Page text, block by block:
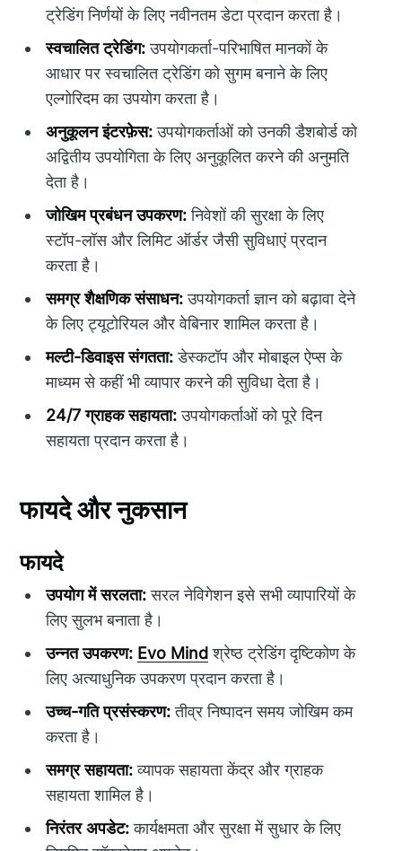
ट्रेडिंग निर्णयों के लिए नवीनतम डेटा प्रदान करता है।
स्वचालित ट्रेडिंग:उपयोगकर्ता-परिभाषित मानकों के
आधार पर स्वचालित ट्रेडिंग को सुगम बनाने के लिए
एल्गोरिदम का उपयोग करता है।
अनुकूलन इंटरफ़ेस:उपयोगकर्ताओं को उनकी डैशबोर्ड को
अद्वितीय उपयोगिता के लिए अनुकूलित करने की अनुमति
देता है।
जोखिम प्रबंधन उपकरण:निवेशों की सुरक्षा के लिए
स्टॉप-लॉस और लिमिट ऑर्डर जैसी सुविधाएं प्रदान
करता है।
समग्र शैक्षणिक संसाधन:उपयोगकर्ता ज्ञान को बढ़ावा देने
के लिए ट्यूटोरियल और वेबिनार शामिल करता है।
मल्टी-डिवाइस संगतता:डेस्कटॉप और मोबाइल ऐप्स के
माध्यम से कहीं भी व्यापार करने की सुविधा देता है।
24/7 ग्राहक सहायता:उपयोगकर्ताओं को पूरे दिन
सहायता प्रदान करता है।
फायदे और नुकसान
फायदे
उपयोग में सरलता:सरल नेविगेशन इसे सभी व्यापारियों के
लिए सुलभ बनाता है।
उन्नत उपकरण: Evo Mind श्रेष्ठ ट्रेडिंग दृष्टिकोण के
लिए अत्याधुनिक उपकरण प्रदान करता है।
उच्च-गति प्रसंस्करण:तीव्र निष्पादन समय जोखिम कम
करता है।
समग्र सहायता:व्यापक सहायता केंद्र और ग्राहक
सहायता शामिल है।
निरंतर अपडेट:कार्यक्षमता और सुरक्षा में सुधार के लिए